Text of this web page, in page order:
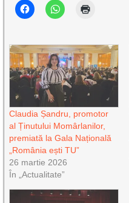
Claudia Șandru, promotor
al Ținutului Momârlanilor,
premiată la Gala Națională
„România ești TU”
26 martie 2026
În „Actualitate”